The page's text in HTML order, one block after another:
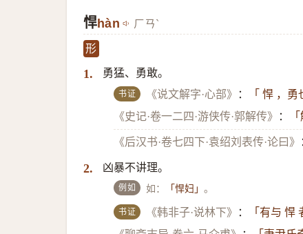
悍hàn ㄏㄢˋ
形
1. 勇猛、勇敢。
书证 《说文解字·心部》 ：
「 悍 ，勇
《史记·卷一二四·游侠传·郭解传》
：
《后汉书·卷七四下·袁绍刘表传·论曰》
2. 凶暴不讲理。
例如 如： 「悍妇」。
书证 《韩非子·说林下》 ：
「有与 悍